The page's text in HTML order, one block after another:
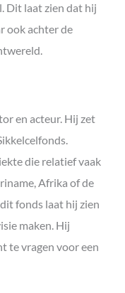
Dit laat zien dat hij
ook achter de
en acteur. Hij zet
die relatief vaak
Afrika of de
fonds laat hij zien
maken. Hij
te vragen voor een